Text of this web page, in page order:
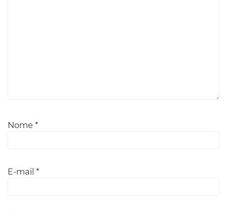
Nome *
E-mail *